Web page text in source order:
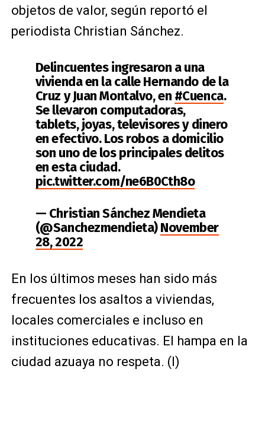
objetos de valor, según reportó el
periodista Christian Sánchez.
Delincuentes ingresaron a una
vivienda en la calle Hernando de la
Cruz y Juan Montalvo, en #Cuenca.
Se llevaron computadoras,
tablets, joyas, televisores y dinero
en efectivo. Los robos a domicilio
son uno de los principales delitos
en esta ciudad.
pic.twitter.com/ne6B0Cth8o
— Christian Sánchez Mendieta
(@Sanchezmendieta)November
28, 2022
En los últimos meses han sido más
frecuentes los asaltos a viviendas,
locales comerciales e incluso en
instituciones educativas. El hampa en la
ciudad azuaya no respeta. (I)